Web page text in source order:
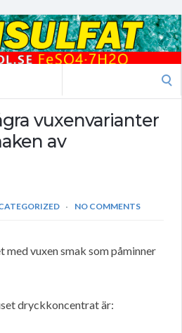
vuxenvarianter
av
NO COMMENTS
med vuxen smak som påminner
dryckkoncentrat är: